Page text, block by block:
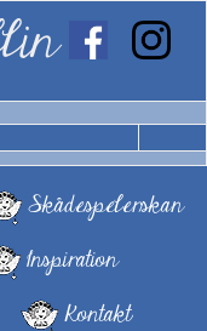
Skådespelerskan
Inspiration
Kontakt